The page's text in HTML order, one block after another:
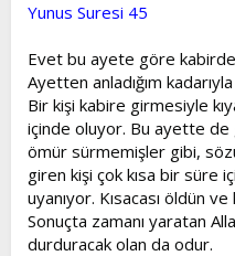
Yunus Suresi 45
Evet bu ayete göre
Ayetten anladığım
Bir kişi kabire girmesiyle
içinde oluyor. Bu ayette de
ömür sürmemişler gibi,
giren kişi çok kısa bir süre
uyanıyor. Kısacası öldün
Sonuçta zamanı yaratan
durduracak olan da odur.